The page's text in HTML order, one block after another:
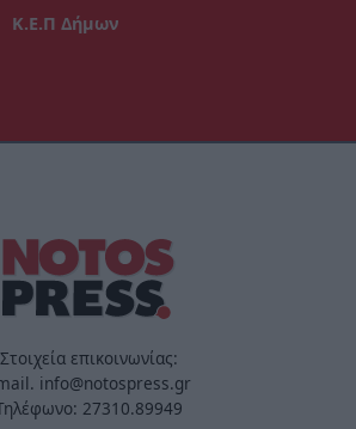
Κ.Ε.Π Δήμων
Στοιχεία επικοινωνίας:
info@notospress.gr
27310.89949